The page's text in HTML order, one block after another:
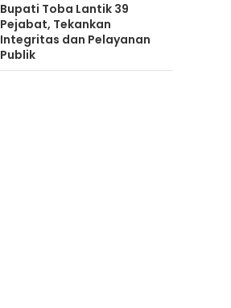
Bupati Toba Lantik 39
Pejabat, Tekankan
Integritas dan Pelayanan
Publik